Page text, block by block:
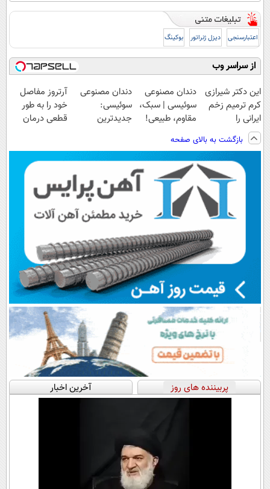
اعتبارسنجی دیزل ژنراتور بوکینگ
از سراسر وب
این دکتر شیرازی
کرم ترمیم زخم
ایرانی را
ساخت!!!
دندان مصنوعی
سوئیسی | سبک،
مقاوم، طبیعی!
رایگان+پرداخت
اقساطی😍
دندان مصنوعی
سوئیسی:
جدیدترین
پرداخت قسطی
آرتروز مفاصل
خود را به طور
قطعی درمان
بازگشت به بالای صفحه
پربیننده های روز آخرین اخبار